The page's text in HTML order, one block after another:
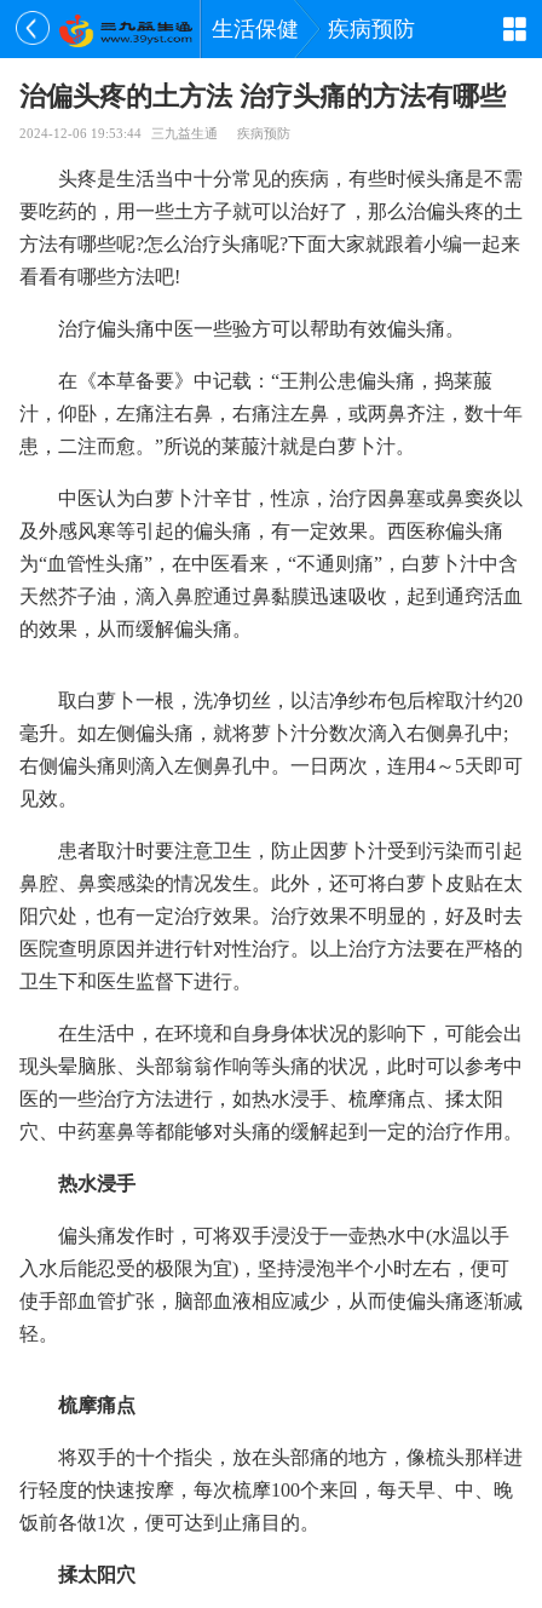
生活保健 疾病预防
治偏头疼的土方法 治疗头痛的方法有哪些
2024-12-06 19:53:44 三九益生通 疾病预防
头疼是生活当中十分常见的疾病，有些时候头痛是不需
要吃药的，用一些土方子就可以治好了，那么治偏头疼的土
方法有哪些呢?怎么治疗头痛呢?下面大家就跟着小编一起来
看看有哪些方法吧!
治疗偏头痛中医一些验方可以帮助有效偏头痛。
在《本草备要》中记载：“王荆公患偏头痛，捣莱菔
汁，仰卧，左痛注右鼻，右痛注左鼻，或两鼻齐注，数十年
患，二注而愈。”所说的莱菔汁就是白萝卜汁。
中医认为白萝卜汁辛甘，性凉，治疗因鼻塞或鼻窦炎以
及外感风寒等引起的偏头痛，有一定效果。西医称偏头痛
为“血管性头痛”，在中医看来，“不通则痛”，白萝卜汁中含
天然芥子油，滴入鼻腔通过鼻黏膜迅速吸收，起到通窍活血
的效果，从而缓解偏头痛。
取白萝卜一根，洗净切丝，以洁净纱布包后榨取汁约20
毫升。如左侧偏头痛，就将萝卜汁分数次滴入右侧鼻孔中;
右侧偏头痛则滴入左侧鼻孔中。一日两次，连用4～5天即可
见效。
患者取汁时要注意卫生，防止因萝卜汁受到污染而引起
鼻腔、鼻窦感染的情况发生。此外，还可将白萝卜皮贴在太
阳穴处，也有一定治疗效果。治疗效果不明显的，好及时去
医院查明原因并进行针对性治疗。以上治疗方法要在严格的
卫生下和医生监督下进行。
在生活中，在环境和自身身体状况的影响下，可能会出
现头晕脑胀、头部翁翁作响等头痛的状况，此时可以参考中
医的一些治疗方法进行，如热水浸手、梳摩痛点、揉太阳
穴、中药塞鼻等都能够对头痛的缓解起到一定的治疗作用。
热水浸手
偏头痛发作时，可将双手浸没于一壶热水中(水温以手
入水后能忍受的极限为宜)，坚持浸泡半个小时左右，便可
使手部血管扩张，脑部血液相应减少，从而使偏头痛逐渐减
轻。
梳摩痛点
将双手的十个指尖，放在头部痛的地方，像梳头那样进
行轻度的快速按摩，每次梳摩100个来回，每天早、中、晚
饭前各做1次，便可达到止痛目的。
揉太阳穴